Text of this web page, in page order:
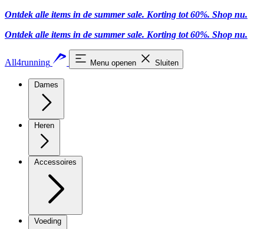
Ontdek alle items in de summer sale. Korting tot 60%. Shop nu.
Ontdek alle items in de summer sale. Korting tot 60%. Shop nu.
All4running Menu openen Sluiten
Dames
Heren
Accessoires
Voeding